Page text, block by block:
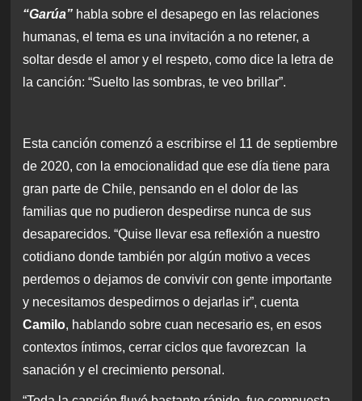
“Garúa”habla sobre el desapego en las relaciones
humanas, el tema es una invitación a no retener, a
soltar desde el amor y el respeto, como dice la letra de
la canción: “Suelto las sombras, te veo brillar”.
Esta canción comenzó a escribirse el 11 de septiembre
de 2020, con la emocionalidad que ese día tiene para
gran parte de Chile, pensando en el dolor de las
familias que no pudieron despedirse nunca de sus
desaparecidos. “Quise llevar esa reflexión a nuestro
cotidiano donde también por algún motivo a veces
perdemos o dejamos de convivir con gente importante
y necesitamos despedirnos o dejarlas ir”, cuenta
Camilo, hablando sobre cuan necesario es, en esos
contextos íntimos, cerrar ciclos que favorezcan la
sanación y el crecimiento personal.